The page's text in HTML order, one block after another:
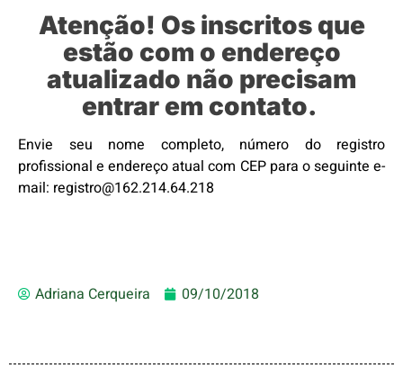
Atenção! Os inscritos que
estão com o endereço
atualizado não precisam
entrar em contato.
Envie seu nome completo, número do registro
profissional e endereço atual com CEP para o seguinte e-
mail: registro@162.214.64.218
Adriana Cerqueira 09/10/2018